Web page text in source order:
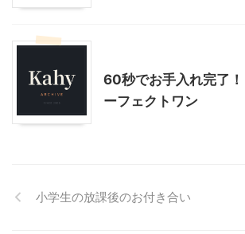
60秒でお手入れ完了
ーフェクトワン
小学生の放課後のお付き合い